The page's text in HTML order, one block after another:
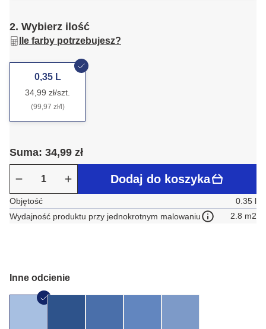
2. Wybierz ilość
Ile farby potrzebujesz?
0,35 L
34,99 zł/szt.
(99,97 zł/l)
Suma: 34,99 zł
Dodaj do koszyka
Objętość
0.35 l
Wydajność produktu przy jednokrotnym malowaniu
2.8 m2
Inne odcienie